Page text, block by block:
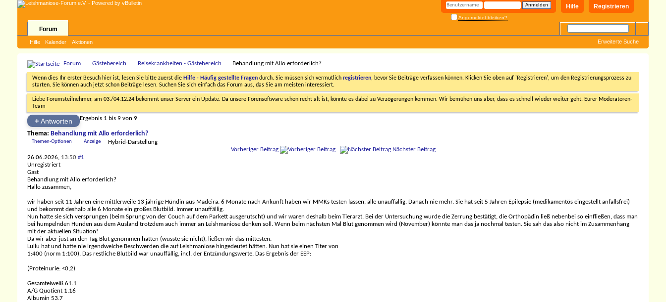
Registrieren
Hilfe
Angemeldet bleiben?
Forum
Hilfe Kalender Aktionen Erweiterte Suche
Forum Gästebereich Reisekrankheiten - Gästebereich Behandlung mit Allo erforderlich?
Wenn dies Ihr erster Besuch hier ist, lesen Sie bitte zuerst die Hilfe - Häufig gestellte Fragen durch. Sie müssen sich vermutlich registrieren, bevor Sie Beiträge verfassen können. Klicken Sie oben auf 'Registrieren', um den Registrierungsprozess zu
starten. Sie können auch jetzt schon Beiträge lesen. Suchen Sie sich einfach das Forum aus, das Sie am meisten interessiert.
Liebe Forumsteilnehmer, am 03./04.12.24 bekommt unser Server ein Update. Da unsere Forensoftware schon recht alt ist, könnte es dabei zu Verzögerungen kommen. Wir bemühen uns aber, dass es schnell wieder weiter geht. Eurer Moderatoren-
Team
+Antworten Ergebnis 1 bis 9 von 9
Thema: Behandlung mit Allo erforderlich?
Themen-Optionen Anzeige
Hybrid-Darstellung
Vorheriger Beitrag
Nächster Beitrag
26.06.2026, 13:50 #1
Unregistriert
Gast
Behandlung mit Allo erforderlich?
Hallo zusammen,
wir haben seit 11 Jahren eine mittlerweile 13 jährige Hündin aus Madeira. 6 Monate nach Ankunft haben wir MMKs testen lassen, alle unauffällig. Danach nie mehr. Sie hat seit 5 Jahren Epilepsie (medikamentös eingestellt anfallsfrei)
und bekommt deshalb alle 6 Monate ein großes Blutbild. Immer unauffällig.
Nun hatte sie sich versprungen (beim Sprung von der Couch auf dem Parkett ausgerutscht) und wir waren deshalb beim Tierarzt. Bei der Untersuchung wurde die Zerrung bestätigt, die Orthopädin ließ nebenbei so einfließen, dass man
bei humpelnden Hunden aus dem Ausland trotzdem auch immer an Leishmaniose denken soll. Wenn beim nächsten Mal Blut genommen wird (November) könnte man das ja nochmal testen. Sie sah das also nicht im Zusammenhang
mit der aktuellen Situation!
Da wir aber just an den Tag Blut genommen hatten (wusste sie nicht), ließen wir das mittesten.
Lullu hat und hatte nie irgendwelche Beschwerden die auf Leishmaniose hingedeutet hätten. Nun hat sie einen Titer von
1:400 (norm 1:100). Das restliche Blutbild war unauffällig, incl. der Entzündungswerte. Das Ergebnis der EEP:
(Proteinurie: <0,2)
Gesamteiweiß 61.1
A/G Quotient 1.16
Albumin 53.7